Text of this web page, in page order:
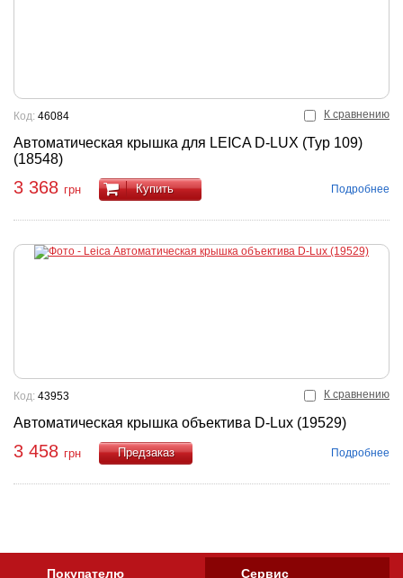
К сравнению
Автоматическая крышка для LEICA D-LUX (Typ 109)
(18548)
Код: 46084
3 368 грн Купить Подробнее
К сравнению
Автоматическая крышка объектива D-Lux (19529)
Код: 43953
3 458 грн
Подробнее
Покупателю Сервис